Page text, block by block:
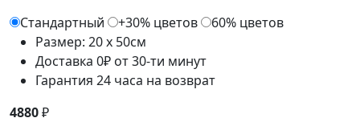
Стандартный
+30% цветов
60% цветов
Размер: 20 x 50см
Доставка 0₽ от 30-ти минут
Гарантия 24 часа на возврат
4880₽